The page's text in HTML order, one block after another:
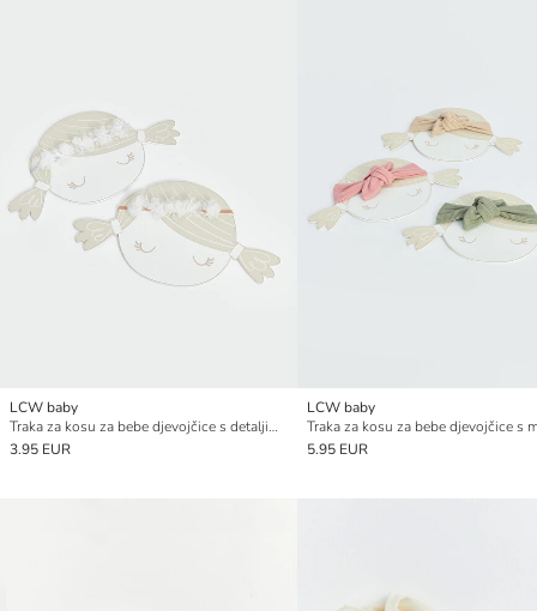
LCW baby
Traka za kosu za bebe djevojčice s detaljima od tila, pakiranje od 2 komada
3.95 EUR
LCW baby
Traka za kosu za bebe djevojčice s
5.95 EUR